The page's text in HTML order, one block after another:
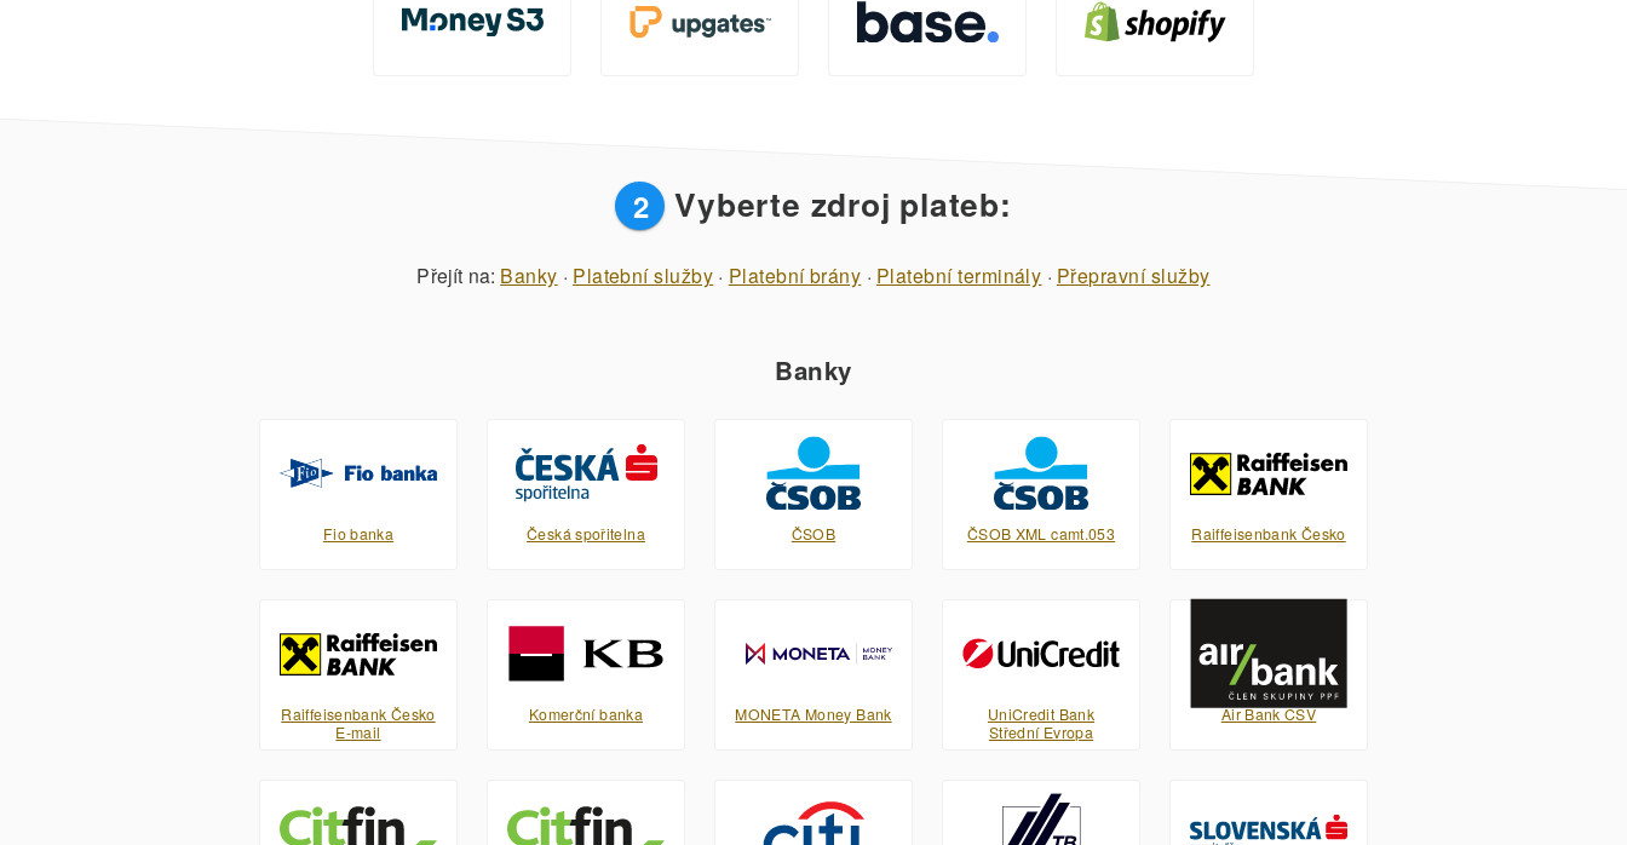
2 Vyberte zdroj plateb:
Přejít na: Banky · Platební služby · Platební brány · Platební terminály · Přepravní služby
Banky
Fio banka Česká spořitelna ČSOB ČSOB XML camt.053 Raiffeisenbank Česko
Raiffeisenbank Česko
E-mail
Komerční banka MONETA Money Bank
UniCredit Bank
Střední Evropa
Air Bank CSV